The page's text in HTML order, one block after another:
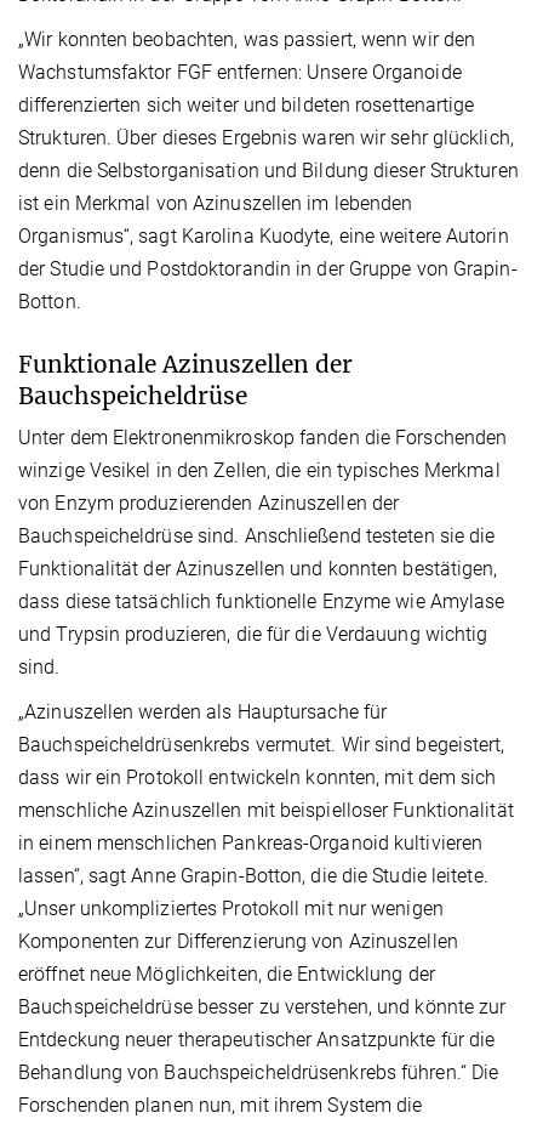
„Wir konnten beobachten, was passiert, wenn wir den
Wachstumsfaktor FGF entfernen: Unsere Organoide
differenzierten sich weiter und bildeten rosettenartige
Strukturen. Über dieses Ergebnis waren wir sehr glücklich,
denn die Selbstorganisation und Bildung dieser Strukturen
ist ein Merkmal von Azinuszellen im lebenden
Organismus“, sagt Karolina Kuodyte, eine weitere Autorin
der Studie und Postdoktorandin in der Gruppe von Grapin-
Botton.
Funktionale Azinuszellen der
Bauchspeicheldrüse
Unter dem Elektronenmikroskop fanden die Forschenden
winzige Vesikel in den Zellen, die ein typisches Merkmal
von Enzym produzierenden Azinuszellen der
Bauchspeicheldrüse sind. Anschließend testeten sie die
Funktionalität der Azinuszellen und konnten bestätigen,
dass diese tatsächlich funktionelle Enzyme wie Amylase
und Trypsin produzieren, die für die Verdauung wichtig
sind.
„Azinuszellen werden als Hauptursache für
Bauchspeicheldrüsenkrebs vermutet. Wir sind begeistert,
dass wir ein Protokoll entwickeln konnten, mit dem sich
menschliche Azinuszellen mit beispielloser Funktionalität
in einem menschlichen Pankreas-Organoid kultivieren
lassen“, sagt Anne Grapin-Botton, die die Studie leitete.
„Unser unkompliziertes Protokoll mit nur wenigen
Komponenten zur Differenzierung von Azinuszellen
eröffnet neue Möglichkeiten, die Entwicklung der
Bauchspeicheldrüse besser zu verstehen, und könnte zur
Entdeckung neuer therapeutischer Ansatzpunkte für die
Behandlung von Bauchspeicheldrüsenkrebs führen.“ Die
Forschenden planen nun, mit ihrem System die